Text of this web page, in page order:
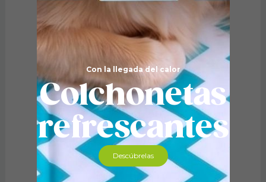
Con la llegada del calor
Colchonetas
refrescantes
Descúbrelas